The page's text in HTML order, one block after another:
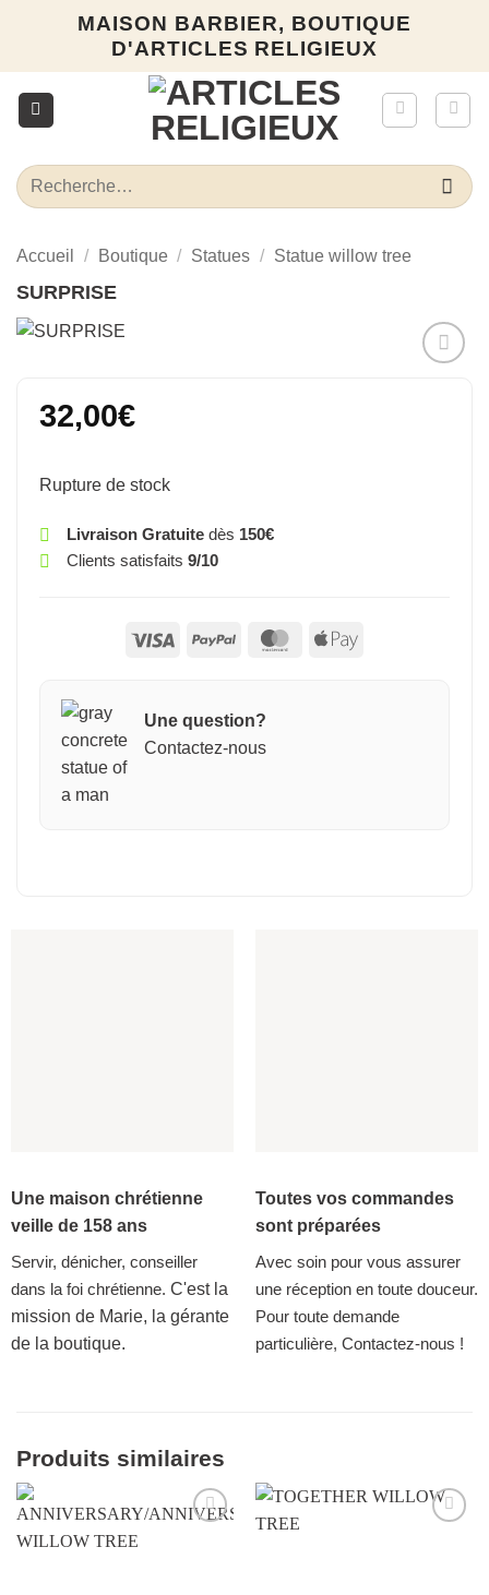
MAISON BARBIER, BOUTIQUE
D'ARTICLES RELIGIEUX
Recherche
pour :
Accueil / Boutique / Statues / Statue willow tree
SURPRISE
32,00€
Rupture de stock
Livraison Gratuitedès 150€
Clients satisfaits 9/10
Visa PayPal MasterCardApple
Une question?
Contactez-nous
Une maison chrétienne
veille de 158 ans
Servir, dénicher, conseiller
dans la foi chrétienne. C'est la
mission de Marie, la gérante
de la boutique.
Toutes vos commandes
sont préparées
Avec soin pour vous assurer
une réception en toute douceur.
Pour toute demande
particulière, Contactez-nous !
Produits similaires